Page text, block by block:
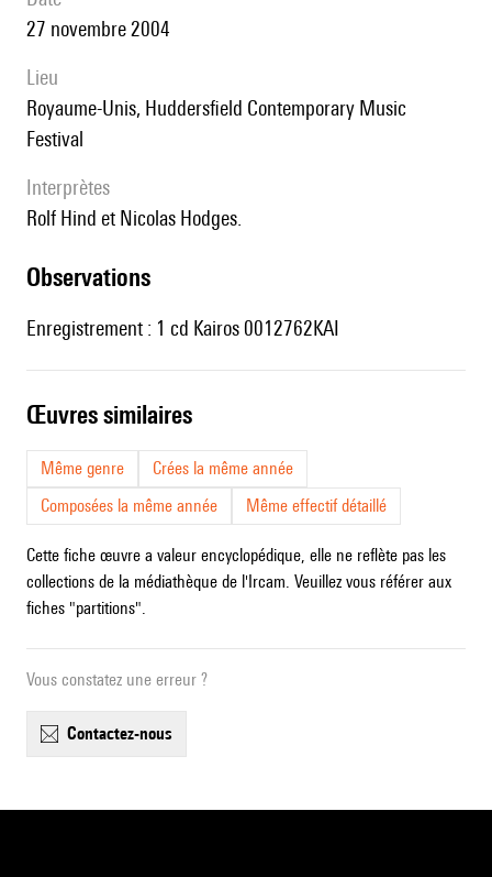
27 novembre 2004
lieu
Royaume-Unis, Huddersfield Contemporary Music
Festival
interprètes
Rolf Hind et Nicolas Hodges.
observations
Enregistrement : 1 cd Kairos 0012762KAI
œuvres similaires
Même genre
Crées la même année
Composées la même année
Même effectif détaillé
Cette fiche œuvre a valeur encyclopédique, elle ne reflète pas les
collections de la médiathèque de l'Ircam. Veuillez vous référer aux
fiches "partitions".
Vous constatez une erreur ?
contactez-nous